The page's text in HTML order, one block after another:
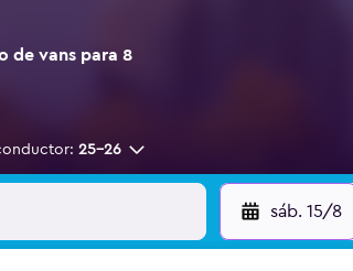
de vans para 8
25-26
sáb. 15/8